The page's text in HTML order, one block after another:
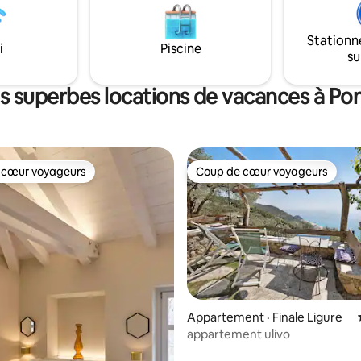
coucher du soleil disponible
sous réserve de
et de disponibilité.
2 salles de bain. Wi-Fi, climatisation et
2 places de stationnement
Service supplémentaire :
professionnel relaxant
Piscine
superbes locations de vacances à
cœur voyageurs
voyageurs Coup de cœur voyageurs
Coup de cœur voyageurs
Appartement · Finale Ligure
appartement ulivo